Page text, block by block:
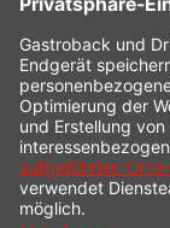
SHOP
VERSAND